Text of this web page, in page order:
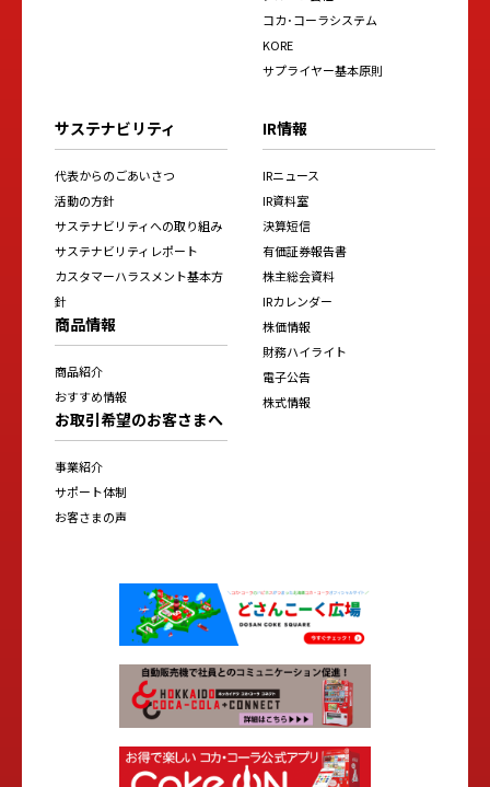
コカ･コーラシステム
KORE
サプライヤー基本原則
サステナビリティ
代表からのごあいさつ
活動の方針
サステナビリティへの取り組み
サステナビリティレポート
カスタマーハラスメント基本方
針
商品情報
商品紹介
おすすめ情報
お取引希望のお客さまへ
事業紹介
サポート体制
お客さまの声
IR情報
IRニュース
IR資料室
決算短信
有価証券報告書
株主総会資料
IRカレンダー
株価情報
財務ハイライト
電子公告
株式情報